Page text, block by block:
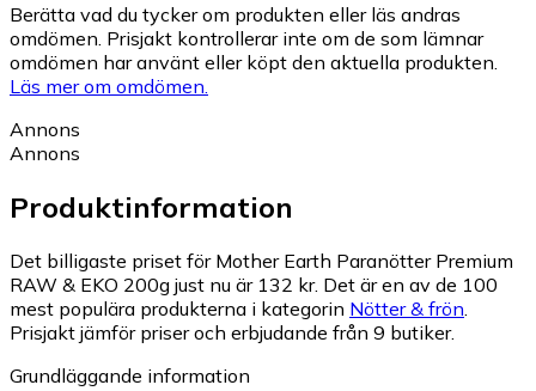
Berätta vad du tycker om produkten eller läs andras
omdömen. Prisjakt kontrollerar inte om de som lämnar
omdömen har använt eller köpt den aktuella produkten.
Läs mer om omdömen.
Annons
Annons
Produktinformation
Det billigaste priset för Mother Earth Paranötter Premium
RAW & EKO 200g just nu är 132 kr. Det är en av de 100
mest populära produkterna i kategorin Nötter & frön.
Prisjakt jämför priser och erbjudande från 9 butiker.
Grundläggande information